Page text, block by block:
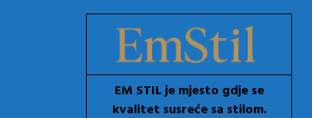
EM STIL je mjesto gdje se
kvalitet susreće sa stilom.